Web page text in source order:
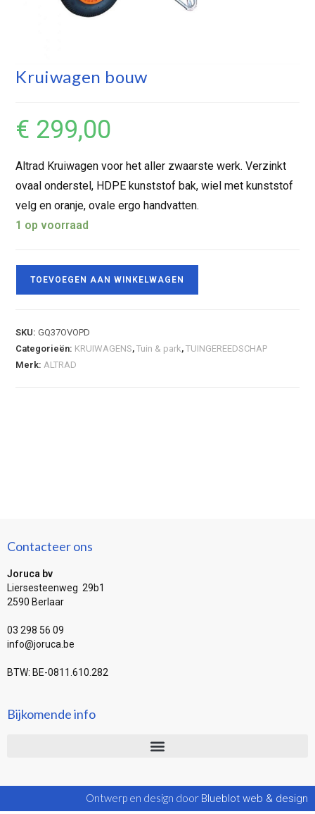
Kruiwagen bouw
€ 299,00
Altrad Kruiwagen voor het aller zwaarste werk. Verzinkt
ovaal onderstel, HDPE kunststof bak, wiel met kunststof
velg en oranje, ovale ergo handvatten.
1 op voorraad
TOEVOEGEN AAN WINKELWAGEN
SKU:GQ37OVOPD
Categorieën: KRUIWAGENS,Tuin & park,TUINGEREEDSCHAP
Merk:ALTRAD
Contacteer ons
Joruca bv
Liersesteenweg 29b1
2590 Berlaar
03 298 56 09
info@joruca.be
BTW: BE-0811.610.282
Bijkomende info
Ontwerp en design door Blueblot web & design